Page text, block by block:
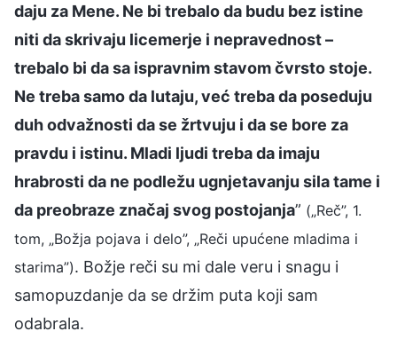
daju za Mene. Ne bi trebalo da budu bez istine
niti da skrivaju licemerje i nepravednost –
trebalo bi da sa ispravnim stavom čvrsto stoje.
Ne treba samo da lutaju, već treba da poseduju
duh odvažnosti da se žrtvuju i da se bore za
pravdu i istinu. Mladi ljudi treba da imaju
hrabrosti da ne podležu ugnjetavanju sila tame i
da preobraze značaj svog postojanja” („Reč”, 1.
tom, „Božja pojava i delo”, „Reči upućene mladima i
starima”). Božje reči su mi dale veru i snagu i
samopuzdanje da se držim puta koji sam
odabrala.